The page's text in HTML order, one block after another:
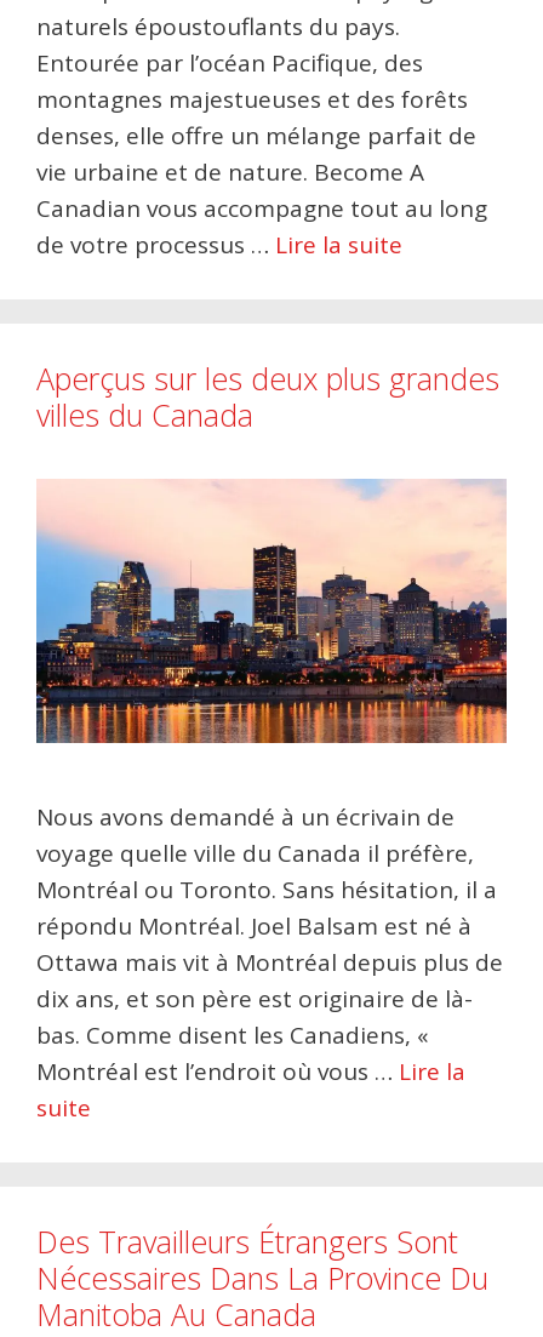
naturels époustouflants du pays.
Entourée par l’océan Pacifique, des
montagnes majestueuses et des forêts
denses, elle offre un mélange parfait de
vie urbaine et de nature. Become A
Canadian vous accompagne tout au long
de votre processus … Lire la suite
Aperçus sur les deux plus grandes
villes du Canada
Nous avons demandé à un écrivain de
voyage quelle ville du Canada il préfère,
Montréal ou Toronto. Sans hésitation, il a
répondu Montréal. Joel Balsam est né à
Ottawa mais vit à Montréal depuis plus de
dix ans, et son père est originaire de là-
bas. Comme disent les Canadiens, «
Montréal est l’endroit où vous … Lire la
suite
Des Travailleurs Étrangers Sont
Nécessaires Dans La Province Du
Manitoba Au Canada